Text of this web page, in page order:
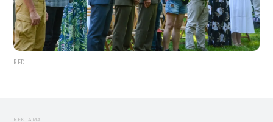
RED.
REKLAMA